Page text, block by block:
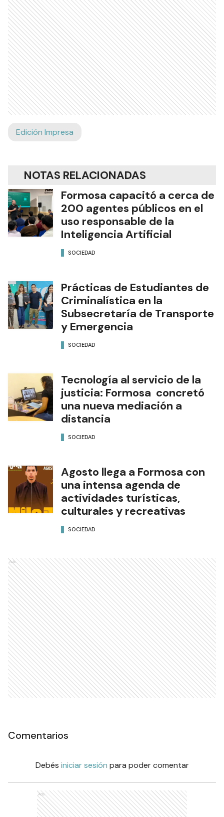
Edición Impresa
NOTAS RELACIONADAS
Formosa capacitó a cerca de
200 agentes públicos en el
uso responsable de la
Inteligencia Artificial
SOCIEDAD
Prácticas de Estudiantes de
Criminalística en la
Subsecretaría de Transporte
y Emergencia
SOCIEDAD
Tecnología al servicio de la
justicia: Formosa concretó
una nueva mediación a
distancia
SOCIEDAD
Agosto llega a Formosa con
una intensa agenda de
actividades turísticas,
culturales y recreativas
SOCIEDAD
Ads
Comentarios
Debés iniciar sesión para poder comentar
Ads